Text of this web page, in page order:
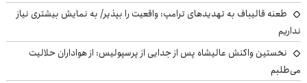
طعنه قالیباف به تهدیدهای ترامپ: واقعیت را بپذیر/ به نمایش بیشتری نیاز
نداریم
نخستین واکنش عالیشاه پس از جدایی از پرسپولیس: از هواداران حلالیت
می‌طلبم